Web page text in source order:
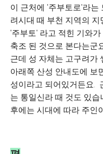
이 근처에 '주부토로'라는
려시대 때 부천 지역의 지
'주부토' 라고 적힌 기와
축조 된 것으로 본다는군
근데 성 자체는 고구려가
아래쪽 산성 안내도에 보
성이라고 되어있거든요.
는 통일신라 때 것도 있
후에는 시대에 따라 주인